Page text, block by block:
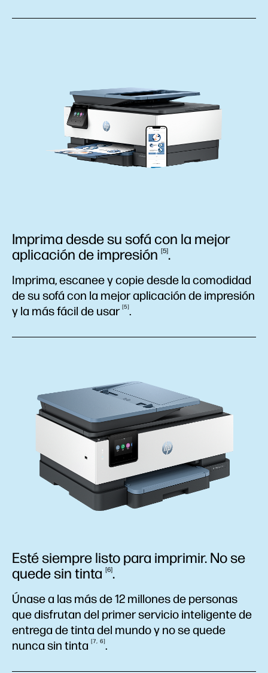
Imprima desde su sofá con la mejor
aplicación de impresión 5 .
Imprima, escanee y copie desde la comodidad
de su sofá con la mejor aplicación de impresión
y la más fácil de usar 5 .
Esté siempre listo para imprimir. No se
quede sin tinta 6 .
Únase a las más de 12 millones de personas
que disfrutan del primer servicio inteligente de
entrega de tinta del mundo y no se quede
nunca sin tinta 7 6 .